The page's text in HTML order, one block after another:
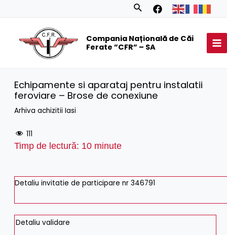
Search
Compania Națională de Căi
Ferate ”CFR” – SA
Echipamente si aparataj pentru instalatii
feroviare – Brose de conexiune
Arhiva achizitii Iasi
111
Timp de lectură: 10 minute
Detaliu invitatie de participare nr 346791
Detaliu validare